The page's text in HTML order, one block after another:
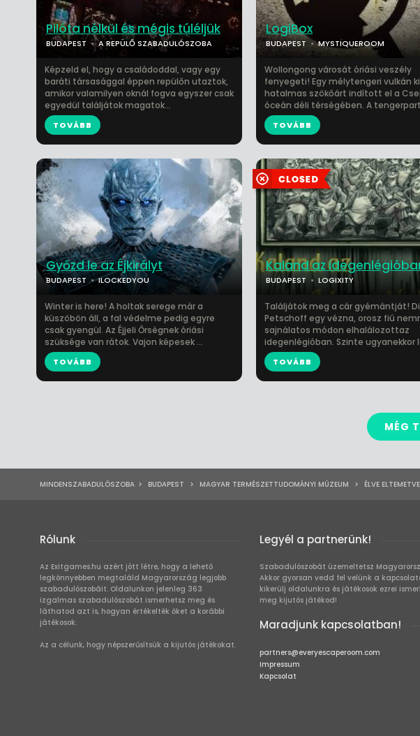
Pilóta nélkül és mégis túléljük
BUDAPEST A REPÜLŐ SZABADULÓSZOBA
Képzeld el, hogy a családoddal, vagy egy
baráti társasággal éppen repülőn utaztok,
amikor valamilyen oknál fogva egyszer csak
egyedül találjátok magatok...
TOVÁBB
LogiBox
BUDAPEST MYSTIQUEROOM
Wollongong városát óriási veszély
fenyegeti! Egy mélytengeri vulkán
hatalmas szökőárt indított el a
óceán déli térségében. A
TOVÁBB
Győzd le az Éjkirályt
BUDAPEST ILOCKEDYOU
Winter is here! A holtak serege már a
küszöbön áll, a fal védelme pedig egyre
csak gyengül. Az Éjjeli Őrségnek óriási
szüksége van rátok. Vajon képesek ...
TOVÁBB
Kaland az
BUDAPEST LOGIXITY
Találjátok meg a cár gyémántját!
Petschoff egy vézna, orosz fiú
sajnálatos módon elhalálozottaz
idegenlégióban. Szinte ugyanekkor
TOVÁBB
MÉG
MINDENSZABADULÓSZOBA > BUDAPEST > MAGYAR TERMÉSZETTUDOMÁNYI MÚZEUM > ÉLVE ELTEMETVE
Rólunk
Az Exitgames.hu azért jött létre, hogy a lehető
legkönnyebben megtaláld Magyarország legjobb
szabadulószobáit. Oldalunkon jelenleg 363
izgalmas szabadulószobát ismerhetsz meg és
láthatod azt is, hogyan értékelték őket a korábbi
játékosok.
Az a célunk, hogy népszerűsítsük a kijutós játékokat.
Legyél a partnerünk!
Szabadulószobát üzemeltetsz
Akkor gyorsan vedd fel velünk a
kikerülj oldalunkra és játékosok ezrei
meg kijutós játékod!
Maradjunk kapcsolatban!
partners@everyescaperoom.com
Impressum
Kapcsolat